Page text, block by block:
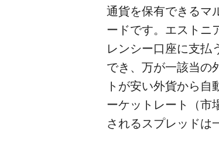
通貨を保有できるマ
ードです。エストニ
レンシー口座に支払
でき、万が一該当の
トが安い外貨から
ーケットレート（市
されるスプレッドは